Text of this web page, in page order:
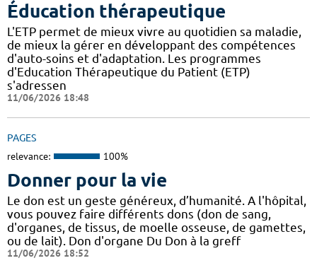
Éducation thérapeutique
L'ETP permet de mieux vivre au quotidien sa maladie,
de mieux la gérer en développant des compétences
d'auto-soins et d'adaptation. Les programmes
d'Education Thérapeutique du Patient (ETP)
s'adressen
11/06/2026 18:48
PAGES
relevance: 100%
Donner pour la vie
Le don est un geste généreux, d’humanité. A l'hôpital,
vous pouvez faire différents dons (don de sang,
d'organes, de tissus, de moelle osseuse, de gamettes,
ou de lait). Don d'organe Du Don à la greff
11/06/2026 18:52